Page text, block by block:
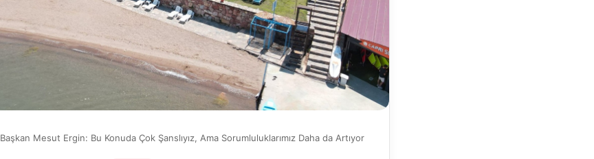
Başkan Mesut Ergin: Bu Konuda Çok Şanslıyız, Ama Sorumluluklarımız Daha da Artıyor